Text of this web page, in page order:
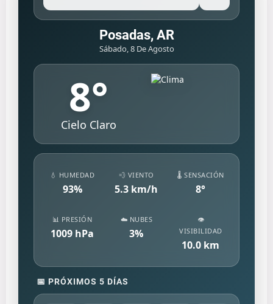
Posadas, AR
Sábado, 8 De Agosto
8°
Cielo Claro
💧 HUMEDAD
93%
💨 VIENTO
5.3 km/h
🌡️ SENSACIÓN
8°
📊 PRESIÓN
1009 hPa
☁️ NUBES
3%
👁️
VISIBILIDAD
10.0 km
📅 PRÓXIMOS 5 DÍAS